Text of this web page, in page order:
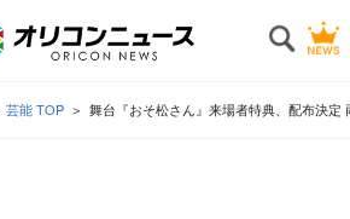
芸能 TOP 舞台『おそ松さん』来場者特典、配布決